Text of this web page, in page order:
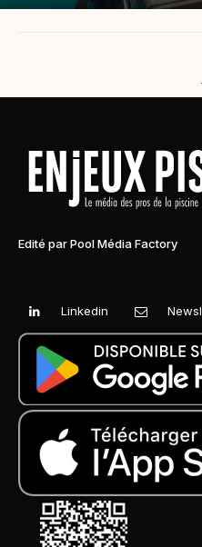
Edité par Pool Média Factory
Linkedin